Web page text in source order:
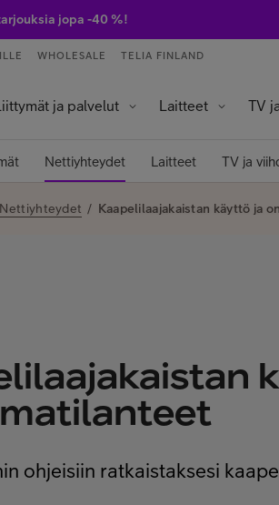
jopa -40 %!
WHOLESALE TELIA FINLAND
ja palvelut Laitteet TV
Nettiyhteydet Laitteet TV ja
Nettiyhteydet / Kaapelilaajakaistan käyttö ja
ohjeisiin ratkaistaksesi